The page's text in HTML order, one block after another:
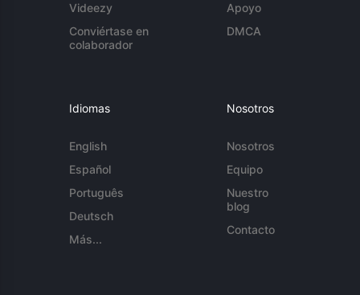
Videezy
Conviértase en
colaborador
Apoyo
DMCA
Idiomas
English
Español
Português
Deutsch
Más...
Nosotros
Nosotros
Equipo
Nuestro
blog
Contacto